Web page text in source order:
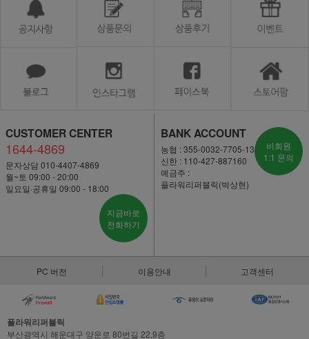
CUSTOMER CENTER
1644-4869
문자상담 010-4407-4869
월~토 09:00 - 20:00
일요일·공휴일 09:00 - 18:00
지금바로
전화하기
BANK ACCOUNT
농협 : 355-0032-7705-13
신한 : 110-427-887160
예금주 :
플라워리퍼블릭(박상현)
비회원
1:1 문의
PC 버전 이용안내 고객센터
플라워리퍼블릭
부산광역시 해운대구 양운로 80번길 22,9층